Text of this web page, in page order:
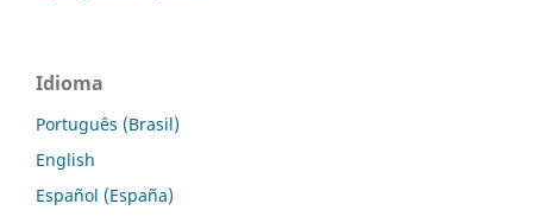
Idioma
Português (Brasil)
English
Español (España)